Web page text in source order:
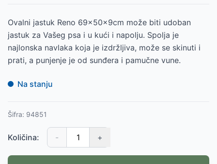
Ovalni jastuk Reno 69x50x9cm može biti udoban
jastuk za Vašeg psa i u kući i napolju. Spolja je
najlonska navlaka koja je izdržljiva, može se skinuti i
prati, a punjenje je od sunđera i pamučne vune.
Na stanju
Šifra: 94851
Količina: - +